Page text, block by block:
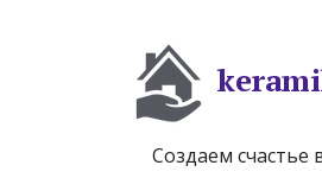
Создаем счастье